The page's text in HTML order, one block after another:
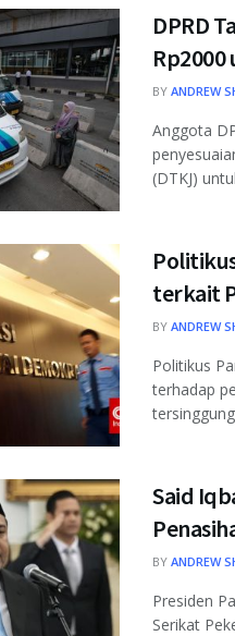
DPRD
BY ANDREW
Anggota
(DTKJ)
terkait
BY ANDREW
Politikus
terhadap
Said
BY ANDREW
Presiden
Serikat